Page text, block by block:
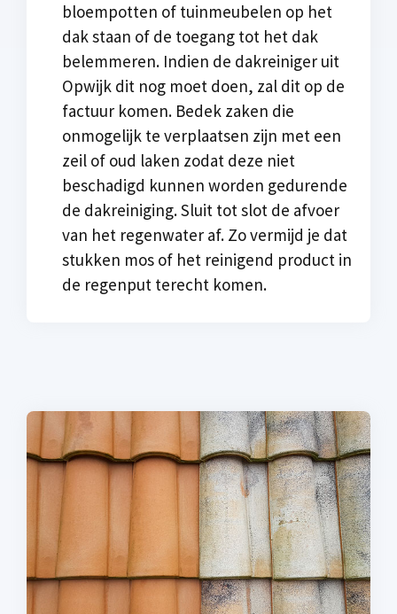
bloempotten of tuinmeubelen op het
dak staan of de toegang tot het dak
belemmeren. Indien de dakreiniger uit
Opwijk dit nog moet doen, zal dit op de
factuur komen. Bedek zaken die
onmogelijk te verplaatsen zijn met een
zeil of oud laken zodat deze niet
beschadigd kunnen worden gedurende
de dakreiniging. Sluit tot slot de afvoer
van het regenwater af. Zo vermijd je dat
stukken mos of het reinigend product in
de regenput terecht komen.